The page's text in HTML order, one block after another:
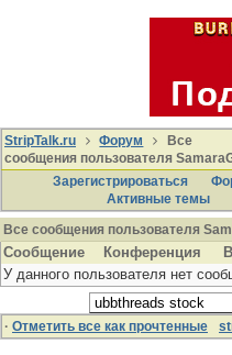
StripTalk.ru Форум
Все
сообщения пользователя
Зарегистрироваться
Активные темы
Все сообщения пользователя
Сообщение Конференция
У данного пользователя нет
· Отметить все как прочтенные